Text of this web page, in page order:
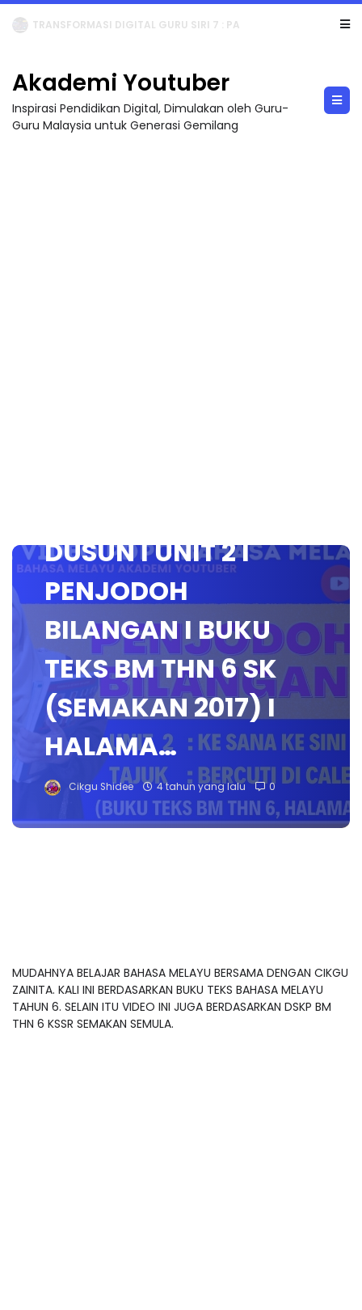
MAJLIS ANUGERAH FFK (FESTIVAL LENSA PENDIDIKAN - FLeP) 2026
Akademi Youtuber
Inspirasi Pendidikan Digital, Dimulakan oleh Guru-
Guru Malaysia untuk Generasi Gemilang
DUSUN I UNIT 2 I
PENJODOH
BILANGAN I BUKU
TEKS BM THN 6 SK
(SEMAKAN 2017) I
HALAMA…
Cikgu Shidee 4 tahun yang lalu 0
MUDAHNYA BELAJAR BAHASA MELAYU BERSAMA DENGAN CIKGU
ZAINITA. KALI INI BERDASARKAN BUKU TEKS BAHASA MELAYU
TAHUN 6. SELAIN ITU VIDEO INI JUGA BERDASARKAN DSKP BM
THN 6 KSSR SEMAKAN SEMULA.